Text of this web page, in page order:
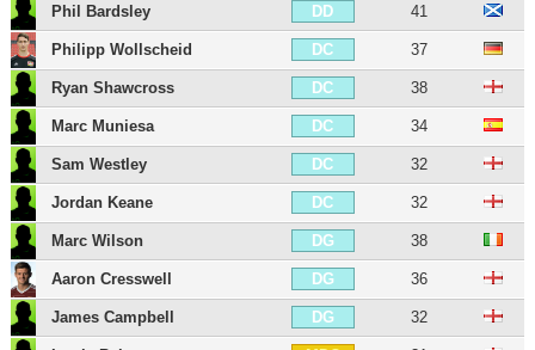
Phil Bardsley DD 41
Philipp Wollscheid DC 37
Ryan Shawcross DC 38
Marc Muniesa DC 34
Sam Westley DC 32
Jordan Keane DC 32
Marc Wilson DG 38
Aaron Cresswell DG 36
James Campbell DG 32